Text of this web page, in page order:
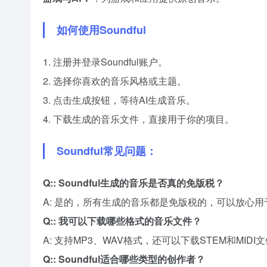
如何使用Soundful
1. 注册并登录Soundful账户。
2. 选择你喜欢的音乐风格或主题。
3. 点击生成按钮，等待AI生成音乐。
4. 下载生成的音乐文件，直接用于你的项目。
Soundful常见问题：
Q:: Soundful生成的音乐是否真的免版税？
A: 是的，所有生成的音乐都是免版税的，可以放心用
Q:: 我可以下载哪些格式的音乐文件？
A: 支持MP3、WAV格式，还可以下载STEM和MIDI文
Q:: Soundful适合哪些类型的创作者？